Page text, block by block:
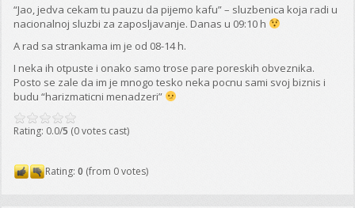
“Jao, jedva cekam tu pauzu da pijemo kafu” – sluzbenica koja radi u
nacionalnoj sluzbi za zaposljavanje. Danas u 09:10 h
A rad sa strankama im je od 08-14 h.
I neka ih otpuste i onako samo trose pare poreskih obveznika.
Posto se zale da im je mnogo tesko neka pocnu sami svoj biznis i
budu “harizmaticni menadzeri”
Rating: 0.0/5 (0 votes cast)
Rating:0 (from 0 votes)